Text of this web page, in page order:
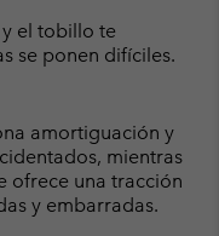
el tobillo te
se ponen difíciles.
amortiguación y
mientras
ofrece una tracción
y embarradas.